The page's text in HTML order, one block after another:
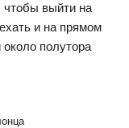
чтобы выйти на
и на прямом
полутора